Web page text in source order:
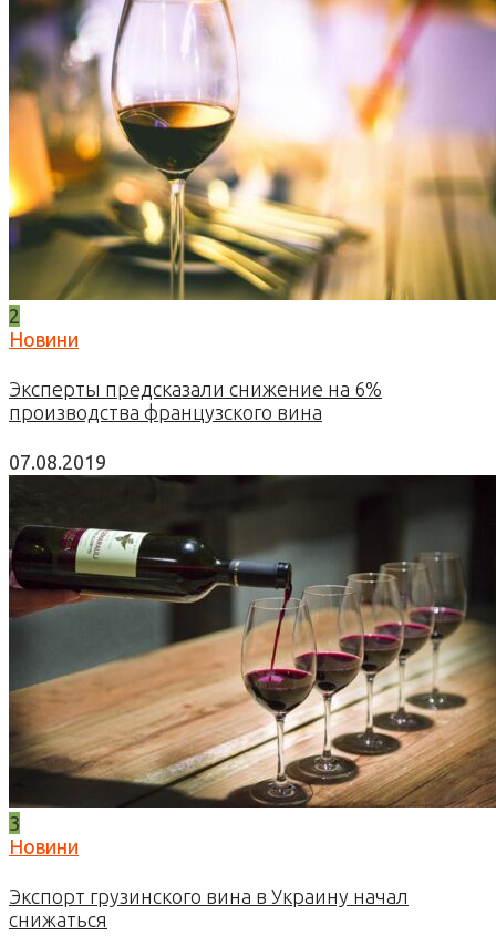
2
Новини
Эксперты предсказали снижение на 6%
производства французского вина
07.08.2019
3
Новини
Экспорт грузинского вина в Украину начал
снижаться